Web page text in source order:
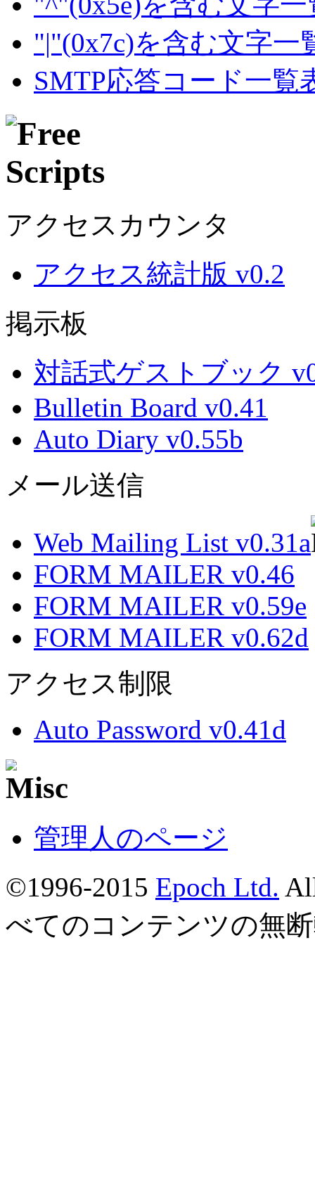
"|"(0x7c)を含む文字一
SMTP応答コード一覧
アクセスカウンタ
アクセス統計版 v0.2
掲示板
対話式ゲストブック
Bulletin Board v0.41
Auto Diary v0.55b
メール送信
Web Mailing List v0.31a
FORM MAILER v0.46
FORM MAILER v0.59e
FORM MAILER v0.62d
アクセス制限
Auto Password v0.41d
管理人のページ
©1996-2015 Epoch Ltd.
べてのコンテンツの無